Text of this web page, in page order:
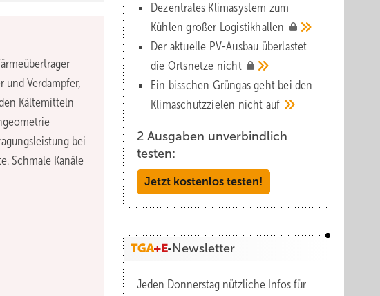
und Verdampfer,
Kältemitteln
bei
Schmale Kanäle
Dezentrales Klimasystem zum
Kühlen großer Logistik­hallen
Der aktuelle PV-Ausbau über­lastet
die Orts­netze nicht
Ein bisschen Grüngas geht bei den
Klima­schutz­zielen nicht auf
2 Ausgaben unverbindlich
testen:
Jetzt kostenlos testen!
Newsletter
Jeden Donnerstag nützliche Infos für